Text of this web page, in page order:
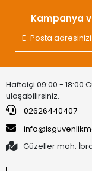
Kampanya
Haftaiçi 09:00 - 18:00
ulaşabilirsiniz.
02626440407
Güzeller mah.